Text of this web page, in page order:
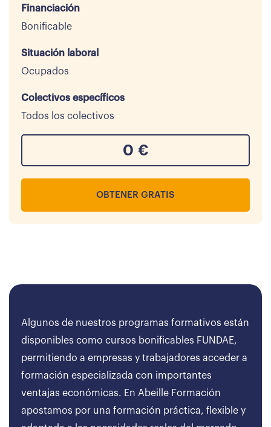
Financiación
Bonificable
Situación laboral
Ocupados
Colectivos específicos
Todos los colectivos
0 €
OBTENER GRATIS
Algunos de nuestros programas formativos están
disponibles como cursos bonificables FUNDAE,
permitiendo a empresas y trabajadores acceder a
formación especializada con importantes
ventajas económicas. En Abeille Formación
apostamos por una formación práctica, flexible y